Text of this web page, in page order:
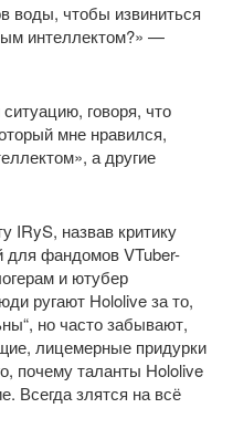
воды, чтобы извиниться
интеллектом?» —
говоря, что
мне нравился,
а другие
IRyS, назвав критику
для фандомов VTuber-
и ютубер
ругают Hololive за то,
но часто забывают,
лицемерные придурки
почему таланты Hololive
Всегда злятся на всё